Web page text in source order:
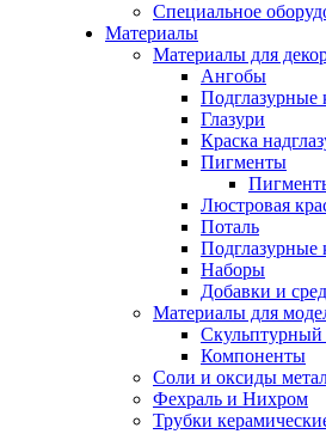
Специальное
Материалы
Материалы для
Ангобы
Подглазурные
Глазури
Краска
Пигменты
Люстровая
Поталь
Подглазурные
Наборы
Добавки и
Материалы для
Скульптурный
Компоненты
Соли и оксиды
Фехраль и Нихром
Трубки